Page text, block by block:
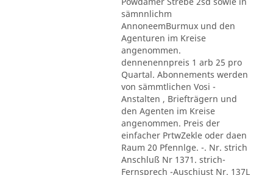
sämnnlichm
AnnoneemBurmux und den
Agenturen im Kreise
angenommen.
dennenennpreis 1 arb 25 pro
Quartal. Abonnements werden
von sämmtlichen Vosi -
Anstalten , Briefträgern und
den Agenten im Kreise
angenommen. Preis der
einfacher PrtwZekle oder daen
Raum 20 Pfennlge. -. Nr. strich
Anschluß Nr 1371. strich-
Fernsprech -Auschiust Nr. 137L